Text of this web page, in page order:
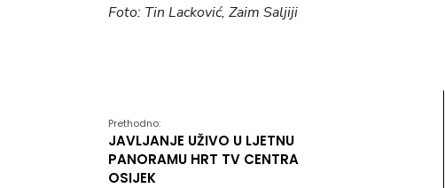
Foto: Tin Lacković, Zaim Saljiji
Prethodno:
JAVLJANJE UŽIVO U LJETNU
PANORAMU HRT TV CENTRA
OSIJEK